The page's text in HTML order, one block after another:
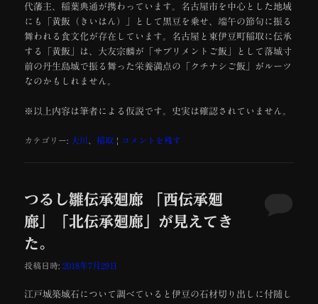
代藩主、稲葉典通が携わっています。名古屋市を中心とした地域
にも「黄飯（きいはん）」として黒豆を乗せ、端午の節句に振る
舞われる食文化が存在しています。名古屋と東伊豆町稲取に伝承
する「黄飯」は、大友宗麟が「サプリメントご飯」として落城寸
前の丹生島城で振る舞った栄養満点の「クチナシご飯」がルーツ
なのかもしれません。
※以上内容は筆者による仮説です。史実は確認されていません。
カテゴリー: 大川 、稲取 | コメントを残す
つるし雛伝承廻廊 「西伝承廻
廊」「北伝承廻廊」が見えてき
た。
投稿日時:2018年7月29日
江戸城築城石について調べていると伊豆の石材切り出しに付随し